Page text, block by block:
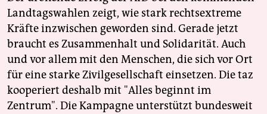
Landtagswahlen zeigt, wie stark rechtsextreme
Kräfte inzwischen geworden sind. Gerade jetzt
braucht es Zusammenhalt und Solidarität. Auch
und vor allem mit den Menschen, die sich vor Ort
für eine starke Zivilgesellschaft einsetzen. Die taz
kooperiert deshalb mit "Alles beginnt im
Zentrum". Die Kampagne unterstützt bundesweit